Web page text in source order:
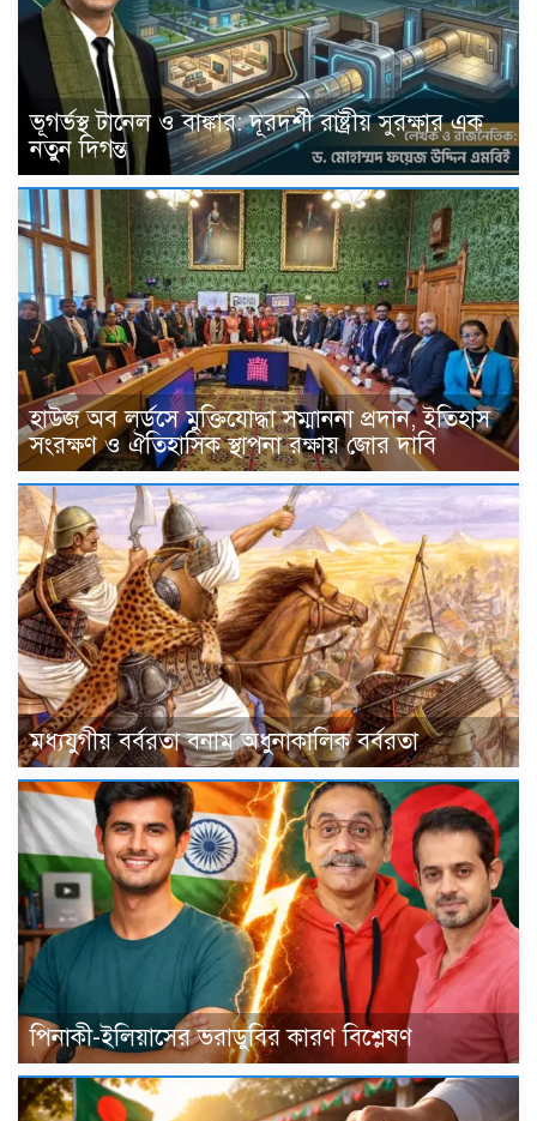
ভূগর্ভস্থ টানেল ও বাঙ্কার: দূরদর্শী রাষ্ট্রীয় সুরক্ষার এক
নতুন দিগন্ত
হাউজ অব লর্ডসে মুক্তিযোদ্ধা সম্মাননা প্রদান, ইতিহাস
সংরক্ষণ ও ঐতিহাসিক স্থাপনা রক্ষায় জোর দাবি
মধ্যযুগীয় বর্বরতা বনাম অধুনাকালিক বর্বরতা
পিনাকী-ইলিয়াসের ভরাডুবির কারণ বিশ্লেষণ